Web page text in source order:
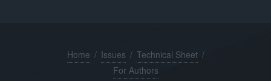
Home / Issues / Technical Sheet /
For Authors